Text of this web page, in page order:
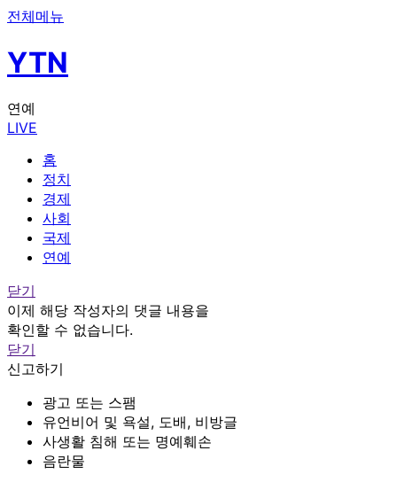
전체메뉴
YTN
연예
LIVE
홈
정치
경제
사회
국제
연예
닫기
이제 해당 작성자의 댓글 내용을
확인할 수 없습니다.
닫기
신고하기
광고 또는 스팸
유언비어 및 욕설, 도배, 비방글
사생활 침해 또는 명예훼손
음란물